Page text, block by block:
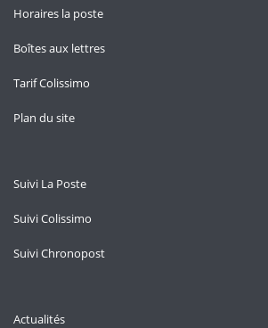
Horaires la poste
Boîtes aux lettres
Tarif Colissimo
Plan du site
Suivi La Poste
Suivi Colissimo
Suivi Chronopost
Actualités